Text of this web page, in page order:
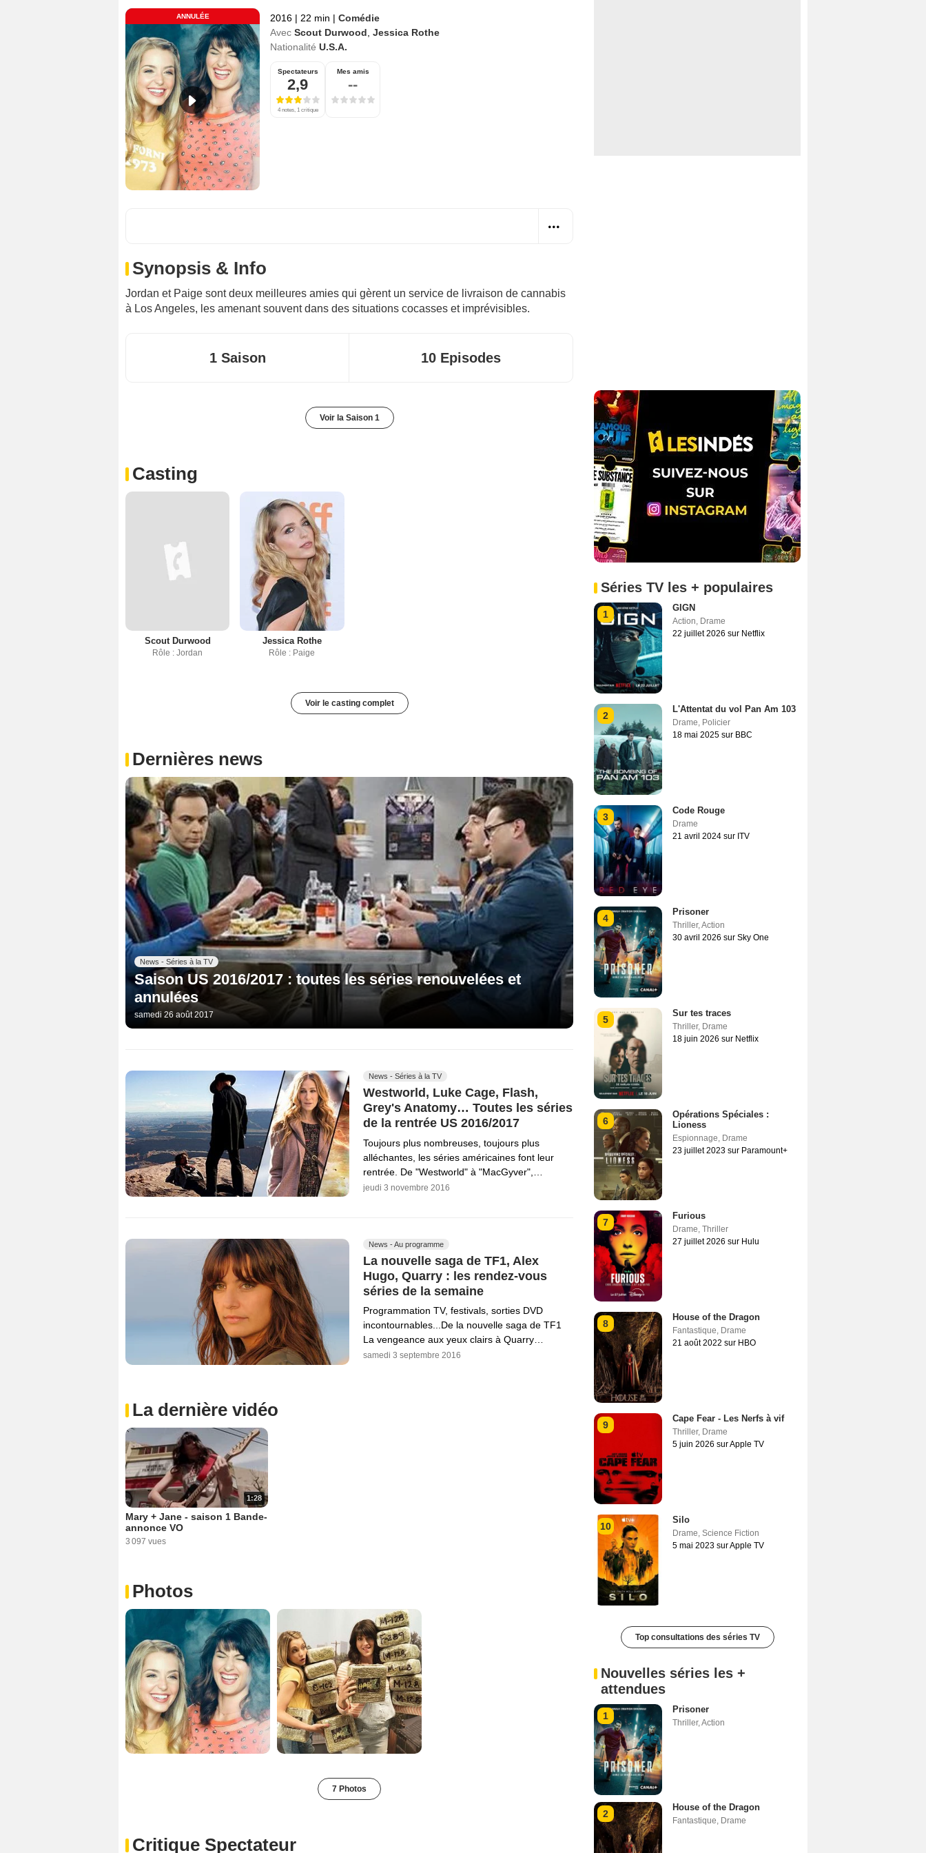
ANNULÉE 2016 | 22 min | Comédie
Avec Scout Durwood Jessica Rothe
Nationalité U.S.A.
Spectateurs
2,9
4 notes, 1 critique
Mes amis
--
Synopsis & Info
Jordan et Paige sont deux meilleures amies qui gèrent un service de livraison de cannabis
à Los Angeles, les amenant souvent dans des situations cocasses et imprévisibles.
1 Saison 10 Episodes
Voir la Saison 1
Casting
Scout Durwood
Rôle : Jordan
Jessica Rothe
Rôle : Paige
Voir le casting complet
Dernières news
News - Séries à la TV
Saison US 2016/2017 : toutes les séries renouvelées et
annulées
samedi 26 août 2017
News - Séries à la TV
Westworld, Luke Cage, Flash,
Grey's Anatomy… Toutes les séries
de la rentrée US 2016/2017
Toujours plus nombreuses, toujours plus
alléchantes, les séries américaines font leur
rentrée. De "Westworld" à "MacGyver",…
jeudi 3 novembre 2016
News - Au programme
La nouvelle saga de TF1, Alex
Hugo, Quarry : les rendez-vous
séries de la semaine
Programmation TV, festivals, sorties DVD
incontournables...De la nouvelle saga de TF1
La vengeance aux yeux clairs à Quarry…
samedi 3 septembre 2016
La dernière vidéo
1:28
Mary + Jane - saison 1 Bande-
annonce VO
3 097 vues
Photos
7 Photos
Critique Spectateur
Séries TV les + populaires
1
GIGN
Action, Drame
22 juillet 2026 sur Netflix
2
L'Attentat du vol Pan Am 103
Drame, Policier
18 mai 2025 sur BBC
3
Code Rouge
Drame
21 avril 2024 sur ITV
4
Prisoner
Thriller,Action
30 avril 2026 sur Sky One
5
Sur tes traces
Thriller, Drame
18 juin 2026 sur Netflix
6
Opérations Spéciales :
Lioness
Espionnage, Drame
23 juillet 2023 sur Paramount+
7
Furious
Drame, Thriller
27 juillet 2026 sur Hulu
8
House of the Dragon
Fantastique, Drame
21 août 2022 sur HBO
9
Cape Fear - Les Nerfs à vif
Thriller, Drame
5 juin 2026 sur Apple TV
10
Silo
Drame, Science Fiction
5 mai 2023 sur Apple TV
Top consultations des séries TV
Nouvelles séries les +
attendues
1
Prisoner
Thriller,Action
2
House of the Dragon
Fantastique, Drame